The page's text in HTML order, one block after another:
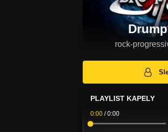
rock-
PLAYLIST KAPELY
0:00 /0:00